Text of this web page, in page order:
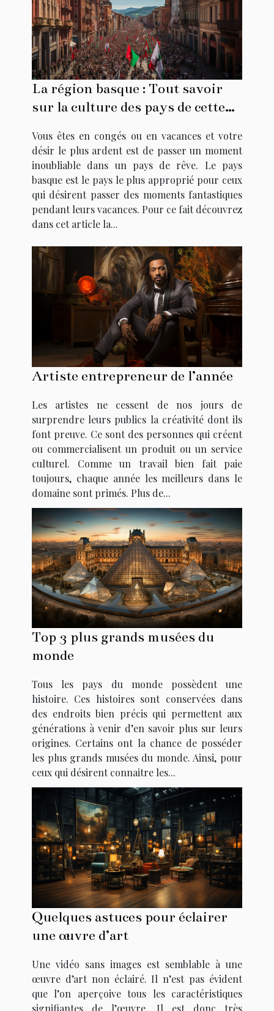
La région basque : Tout savoir
sur la culture des pays de cette
Vous êtes en congés ou en vacances et votre
désir le plus ardent est de passer un moment
inoubliable dans un pays de rêve. Le pays
basque est le pays le plus approprié pour ceux
qui désirent passer des moments fantastiques
pendant leurs vacances. Pour ce fait découvrez
dans cet article la...
Artiste entrepreneur de l’année
Les artistes ne cessent de nos jours de
surprendre leurs publics la créativité dont ils
font preuve. Ce sont des personnes qui créent
ou commercialisent un produit ou un service
culturel. Comme un travail bien fait paie
toujours, chaque année les meilleurs dans le
domaine sont primés. Plus de...
Top 3 plus grands musées du
monde
Tous les pays du monde possèdent une
histoire. Ces histoires sont conservées dans
des endroits bien précis qui permettent aux
générations à venir d’en savoir plus sur leurs
origines. Certains ont la chance de posséder
les plus grands musées du monde. Ainsi, pour
ceux qui désirent connaitre les...
Quelques astuces pour éclairer
une œuvre d’art
Une vidéo sans images est semblable à une
œuvre d’art non éclairé. Il n’est pas évident
que l’on aperçoive tous les caractéristiques
signifiantes de l’œuvre. Il est donc très